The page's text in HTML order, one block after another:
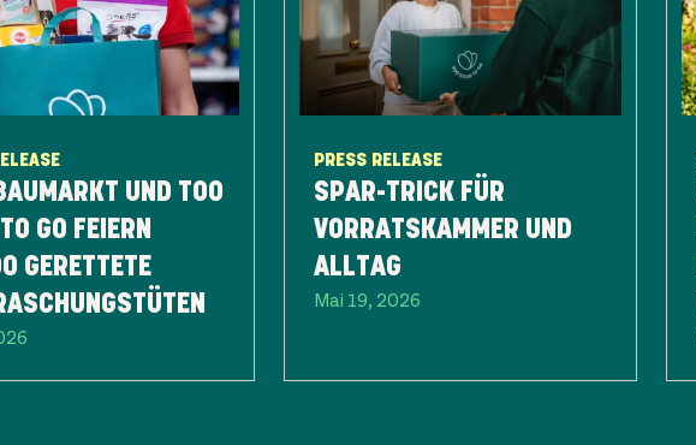
UND TOO
GO FEIERN
PRESS RELEASE
SPAR-TRICK FÜR
VORRATSKAMMER UND
ALLTAG
Mai 19, 2026